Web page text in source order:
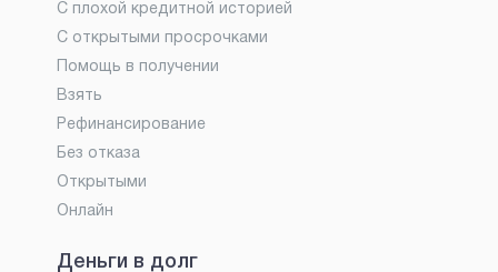
С плохой кредитной историей
С открытыми просрочками
Помощь в получении
Взять
Рефинансирование
Без отказа
Открытыми
Онлайн
Деньги в долг